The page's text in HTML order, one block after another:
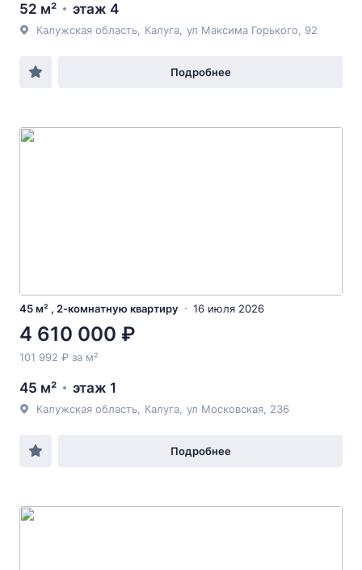
52 м² этаж 4
Калужская область Калуга ул Максима Горького , 92
Подробнее
45 м² , 2-комнатную квартиру 16 июля 2026
4 610 000 ₽
101 992 ₽ за м²
45 м² этаж 1
Калужская область Калуга ул Московская , 236
Подробнее